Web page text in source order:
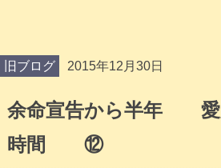
旧ブログ 2015年12月30日
余命宣告から半年 愛
時間 ⑫